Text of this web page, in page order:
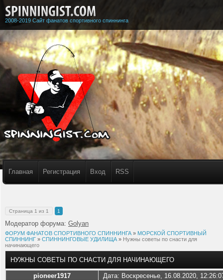
2008-2019 Сайт фанатов спортивного спиннинга
Главная Регистрация Вход RSS
Страница 1 из 1 1
Модератор форума: Golyan
ФОРУМ ФАНАТОВ СПОРТИВНОГО СПИННИНГА » МОРСКОЙ СПОРТИВНЫЙ
СПИННИНГ » СПИННИНГОВЫЕ УДИЛИЩА » Нужны советы по снасти для
начинающего
НУЖНЫ СОВЕТЫ ПО СНАСТИ ДЛЯ НАЧИНАЮЩЕГО
pioneer1917 Дата: Воскресенье, 16.08.2020,